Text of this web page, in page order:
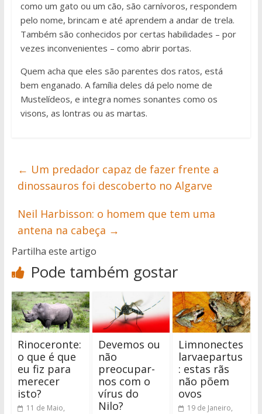
como um gato ou um cão, são carnívoros, respondem
pelo nome, brincam e até aprendem a andar de trela.
Também são conhecidos por certas habilidades – por
vezes inconvenientes – como abrir portas.
Quem acha que eles são parentes dos ratos, está
bem enganado. A família deles dá pelo nome de
Mustelídeos, e integra nomes sonantes como os
visons, as lontras ou as martas.
← Um predador capaz de fazer frente a
dinossauros foi descoberto no Algarve
Neil Harbisson: o homem que tem uma
antena na cabeça →
Partilha este artigo
Pode também gostar
Rinoceronte:
o que é que
eu fiz para
merecer
isto?
11 de Maio,
Devemos ou
não
preocupar-
nos com o
vírus do
Nilo?
Limnonectes
larvaepartus
: estas rãs
não põem
ovos
19 de Janeiro,